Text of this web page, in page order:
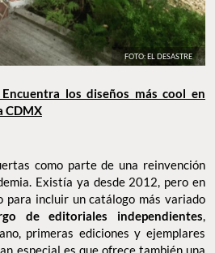
Encuentra los diseños más cool en
CDMX